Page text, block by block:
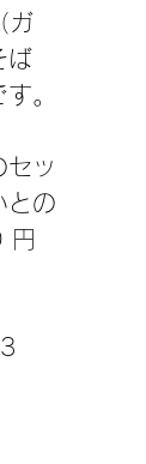
ガ
ば
。
ッ
との
円